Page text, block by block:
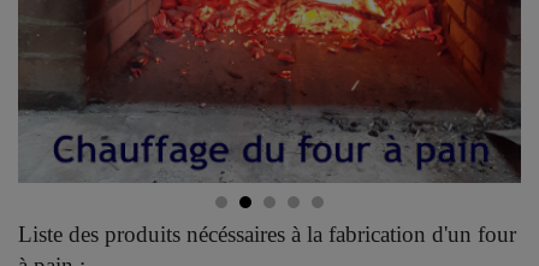
Liste des produits nécéssaires à la fabrication d'un four